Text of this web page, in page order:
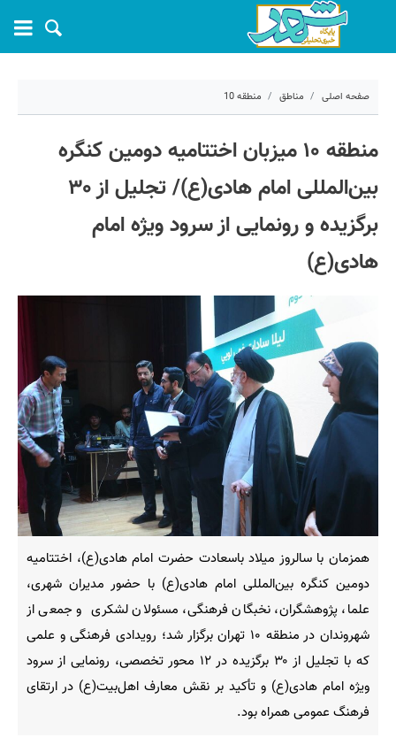
صفحه اصلی مناطق منطقه 10
منطقه ۱۰ میزبان اختتامیه دومین کنگره
بین‌المللی امام هادی(ع)/ تجلیل از ۳۰
برگزیده و رونمایی از سرود ویژه امام
هادی(ع)
همزمان با سالروز میلاد باسعادت حضرت امام هادی(ع)، اختتامیه
دومین کنگره بین‌المللی امام هادی(ع) با حضور مدیران شهری،
علما، پژوهشگران، نخبگان فرهنگی، مسئولان لشکری و جمعی از
شهروندان در منطقه ۱۰ تهران برگزار شد؛ رویدادی فرهنگی و علمی
که با تجلیل از ۳۰ برگزیده در ۱۲ محور تخصصی، رونمایی از سرود
ویژه امام هادی(ع) و تأکید بر نقش معارف اهل‌بیت(ع) در ارتقای
فرهنگ عمومی همراه بود.